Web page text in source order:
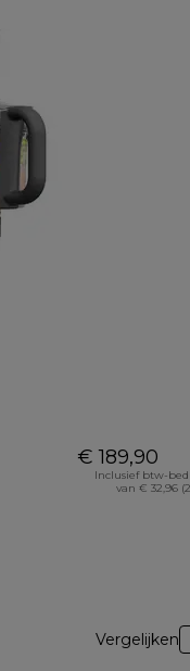
€ 189,90
Inclusief btw-
van € 32,96
Vergelijken